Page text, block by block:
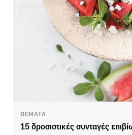
ΘΕΜΑΤΑ
15 δροσιστικές συνταγές